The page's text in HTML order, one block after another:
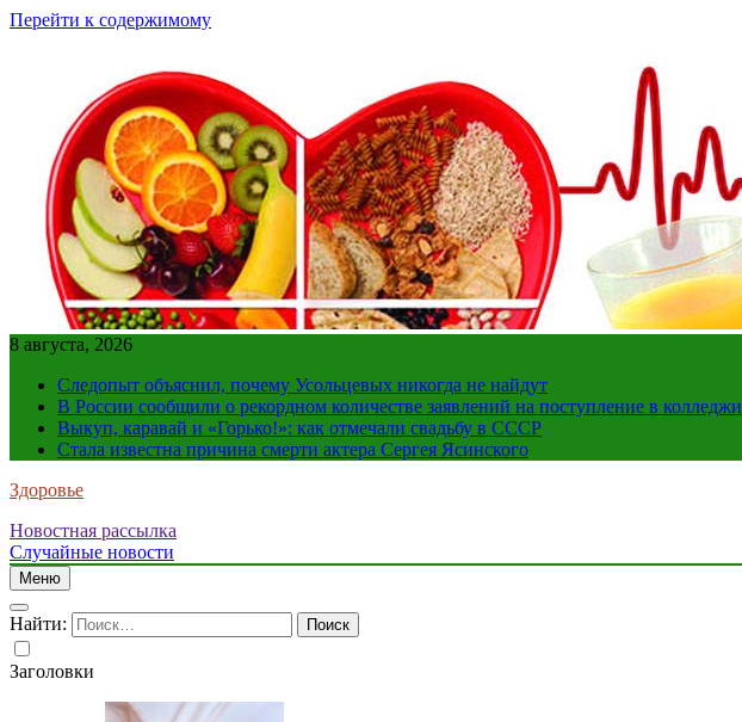
Перейти к содержимому
8 августа, 2026
Следопыт объяснил, почему Усольцевых никогда не найдут
В России сообщили о рекордном количестве заявлений на поступление в колледжи
Выкуп, каравай и «Горько!»: как отмечали свадьбу в СССР
Стала известна причина смерти актера Сергея Ясинского
Здоровье
Новостная рассылка
Случайные новости
Меню
Найти:
Заголовки